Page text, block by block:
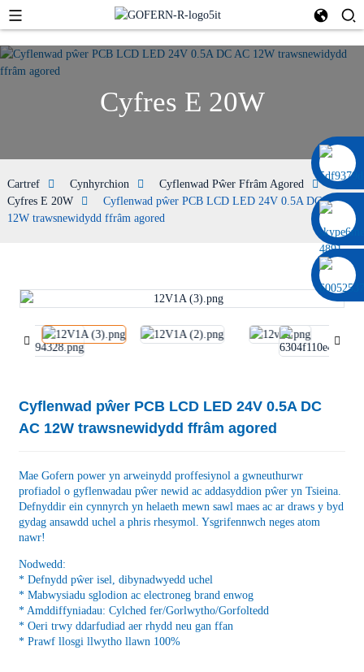
0086 13322920697
Cyfres E 20W
Cartref Cynhyrchion
Cyflenwad Pŵer Ffrâm Agored
Cyfres E 20W
Cyflenwad pŵer PCB LCD LED 24V 0.5A DC AC
12W trawsnewidydd ffrâm agored
Cyflenwad pŵer PCB LCD LED 24V 0.5A DC
AC 12W trawsnewidydd ffrâm agored
Mae Gofern power yn arweinydd proffesiynol a gwneuthurwr
profiadol o gyflenwadau pŵer newid ac addasyddion pŵer yn Tsieina.
Defnyddir ein cynnyrch yn helaeth mewn sawl maes ac ar draws y byd
gydag ansawdd uchel a phris rhesymol. Ysgrifennwch neges atom
nawr!
Nodwedd:
* Defnydd pŵer isel, dibynadwyedd uchel
* Mabwysiadu sglodion ac electroneg brand enwog
* Amddiffyniadau: Cylched fer/Gorlwytho/Gorfoltedd
* Oeri trwy ddarfudiad aer rhydd neu gan ffan
* Prawf llosgi llwytho llawn 100%